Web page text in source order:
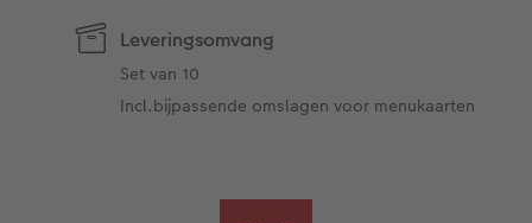
Leveringsomvang
Set van 10
Incl.bijpassende omslagen voor menukaarten